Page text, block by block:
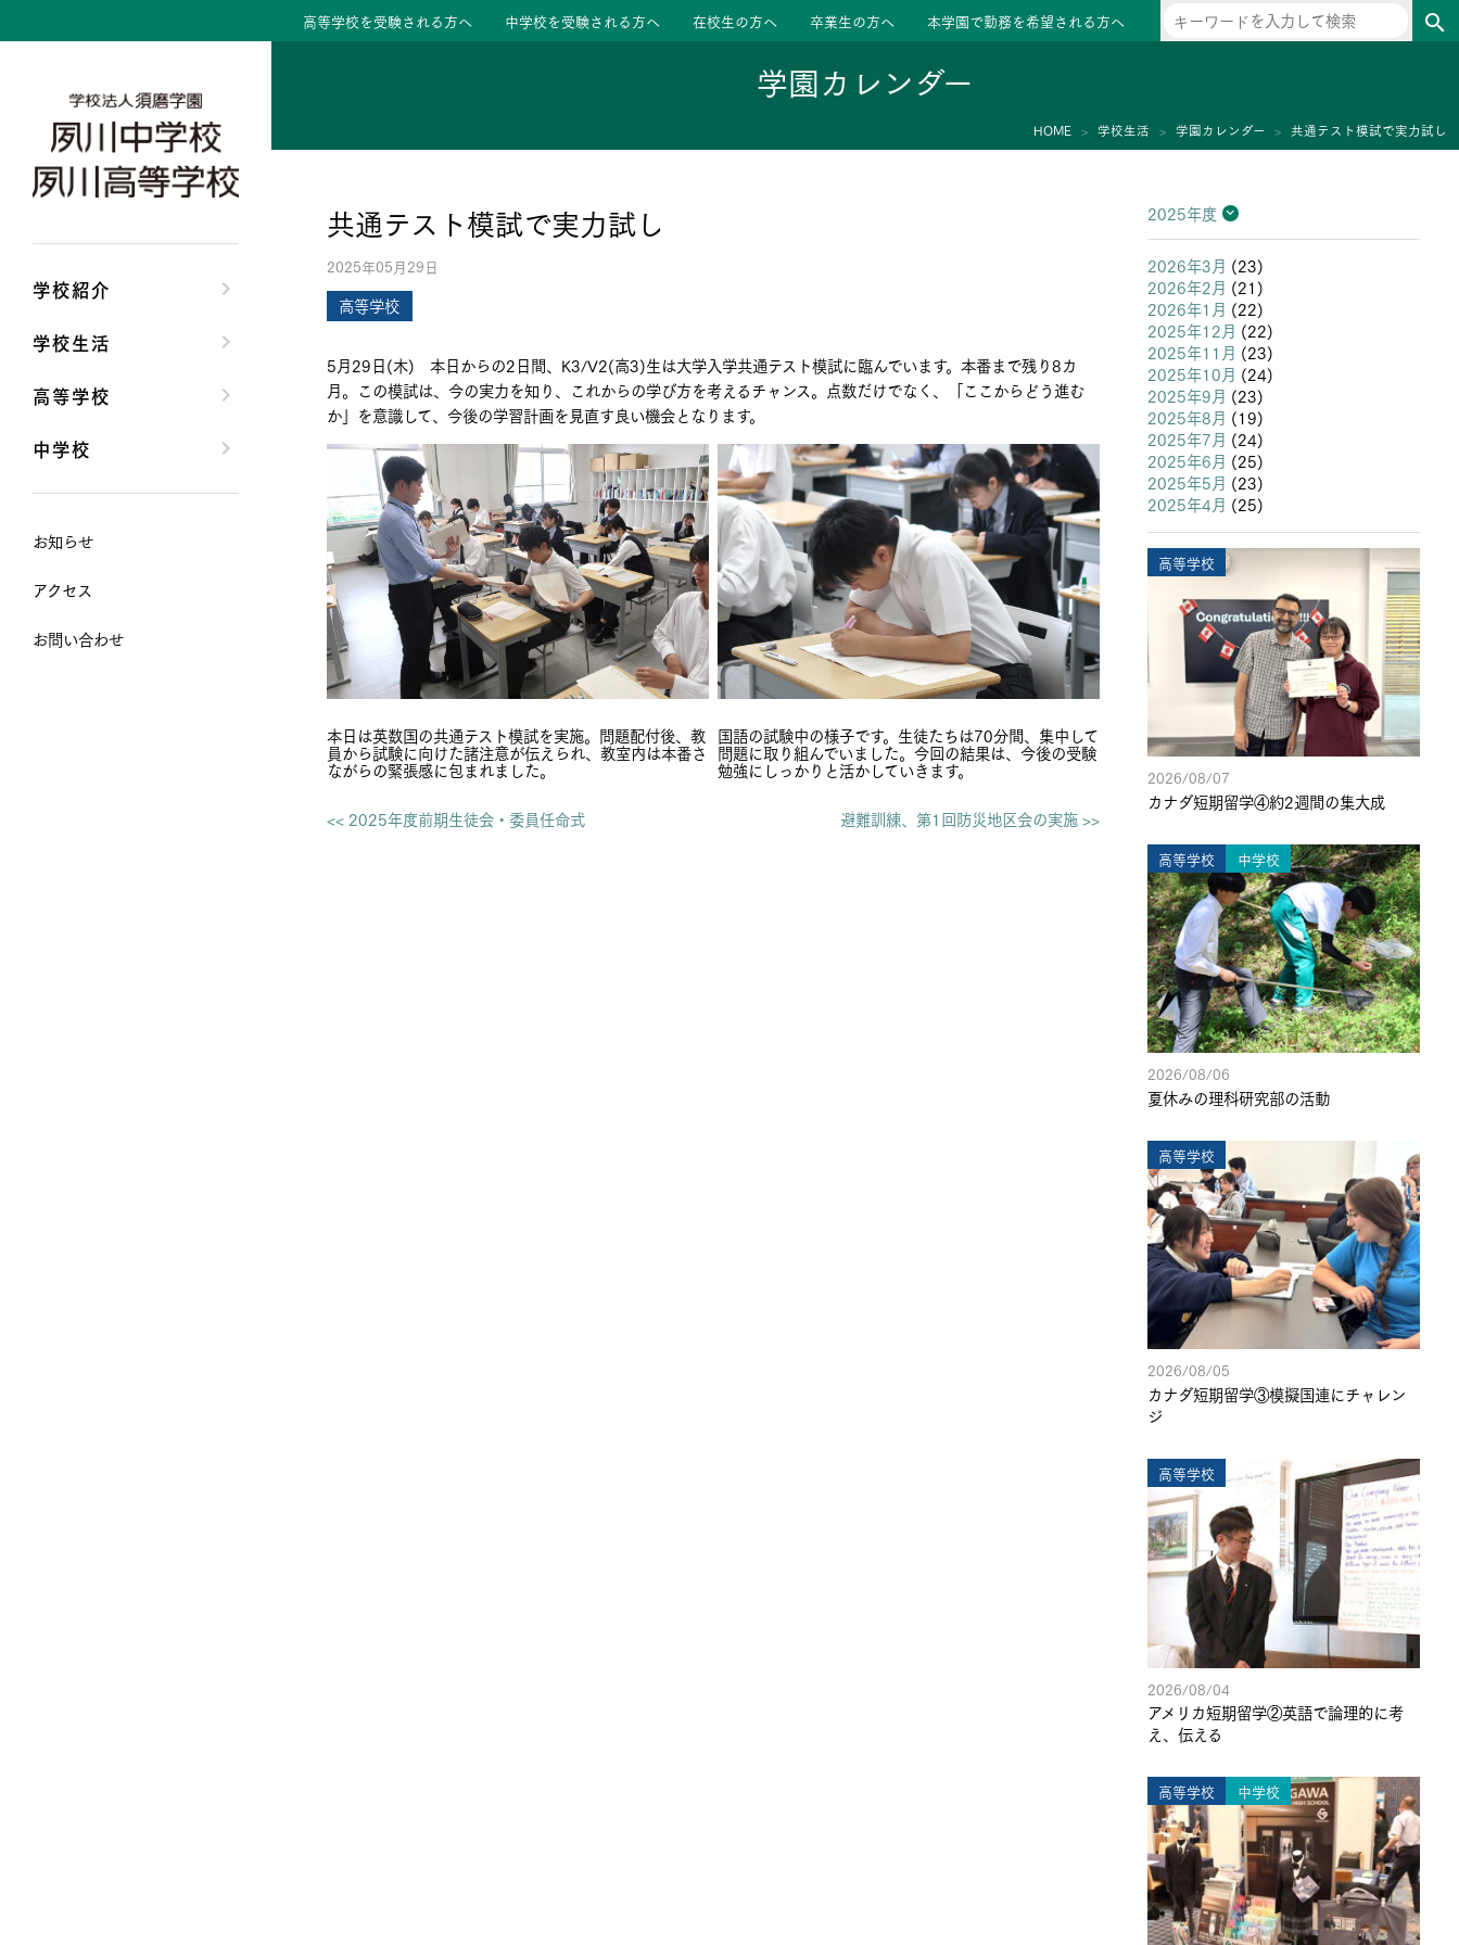
高等学校を受験される方へ 中学校を受験される方へ 在校生の方へ 卒業生の方へ 本学園で勤務を希望される方へ search
学園カレンダー
HOME 学校生活 学園カレンダー 共通テスト模試で実力試し
共通テスト模試で実力試し
2025年05月29日
高等学校
5月29日(木) 本日からの2日間、K3/V2(高3)生は大学入学共通テスト模試に臨んでいます。本番まで残り8カ
月。この模試は、今の実力を知り、これからの学び方を考えるチャンス。点数だけでなく、「ここからどう進む
か」を意識して、今後の学習計画を見直す良い機会となります。
本日は英数国の共通テスト模試を実施。問題配付後、教
員から試験に向けた諸注意が伝えられ、教室内は本番さ
ながらの緊張感に包まれました。
国語の試験中の様子です。生徒たちは70分間、集中して
問題に取り組んでいました。今回の結果は、今後の受験
勉強にしっかりと活かしていきます。
<< 2025年度前期生徒会・委員任命式
避難訓練、第1回防災地区会の実施 >>
2025年度
2026年度
2025年度
2024年度
2023年度
2022年度
2021年度
2020年度
2019年度
2018年度
2017年度
2016年度
2015年度
2014年度
2013年度
2026年3月 (23)
2026年2月 (21)
2026年1月 (22)
2025年12月 (22)
2025年11月 (23)
2025年10月 (24)
2025年9月 (23)
2025年8月 (19)
2025年7月 (24)
2025年6月 (25)
2025年5月 (23)
2025年4月 (25)
高等学校
2026/08/07
カナダ短期留学④約2週間の集大成
高等学校 中学校
2026/08/06
夏休みの理科研究部の活動
高等学校
2026/08/05
カナダ短期留学③模擬国連にチャレン
ジ
高等学校
2026/08/04
アメリカ短期留学②英語で論理的に考
え、伝える
高等学校 中学校
学校紹介
学校生活
高等学校
中学校
お知らせ
アクセス
お問い合わせ
安心して任せられる学校
沿革
大学合格実績
夙川ブログ
制服紹介
高校の教育方針／特色
特進コース／進学コース
先輩たちの声・生徒たちの声
中学校の教育方針／特色
Aコース／Bコース
先輩たちの声・生徒たちの声